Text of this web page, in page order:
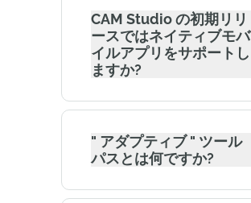
CAM Studio の初期リリ
ースではネイティブモバ
イルアプリをサポートし
ますか?
" アダプティブ " ツール
パスとは何ですか?